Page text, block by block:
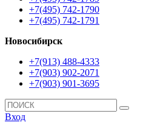
+7(495) 742-1790
+7(495) 742-1791
Новосибирск
+7(913) 488-4333
+7(903) 902-2071
+7(903) 901-3695
Вход